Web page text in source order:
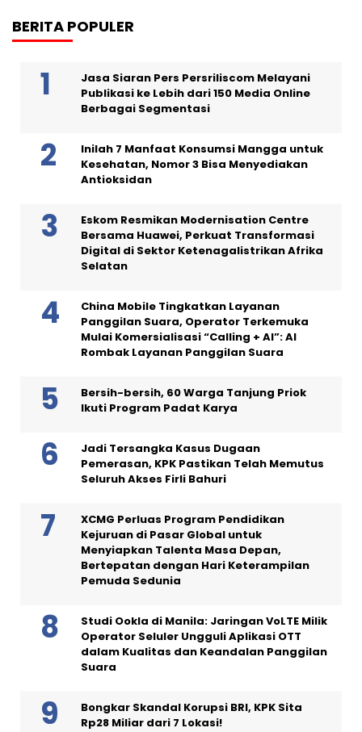
BERITA POPULER
Jasa Siaran Pers Persriliscom Melayani
Publikasi ke Lebih dari 150 Media Online
Berbagai Segmentasi
Inilah 7 Manfaat Konsumsi Mangga untuk
Kesehatan, Nomor 3 Bisa Menyediakan
Antioksidan
Eskom Resmikan Modernisation Centre
Bersama Huawei, Perkuat Transformasi
Digital di Sektor Ketenagalistrikan Afrika
Selatan
China Mobile Tingkatkan Layanan
Panggilan Suara, Operator Terkemuka
Mulai Komersialisasi “Calling + AI”: AI
Rombak Layanan Panggilan Suara
Bersih-bersih, 60 Warga Tanjung Priok
Ikuti Program Padat Karya
Jadi Tersangka Kasus Dugaan
Pemerasan, KPK Pastikan Telah Memutus
Seluruh Akses Firli Bahuri
XCMG Perluas Program Pendidikan
Kejuruan di Pasar Global untuk
Menyiapkan Talenta Masa Depan,
Bertepatan dengan Hari Keterampilan
Pemuda Sedunia
Studi Ookla di Manila: Jaringan VoLTE Milik
Operator Seluler Ungguli Aplikasi OTT
dalam Kualitas dan Keandalan Panggilan
Suara
Bongkar Skandal Korupsi BRI, KPK Sita
Rp28 Miliar dari 7 Lokasi!